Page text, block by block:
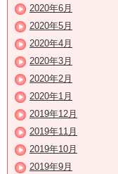
2020年6月
2020年5月
2020年4月
2020年3月
2020年2月
2020年1月
2019年12月
2019年11月
2019年10月
2019年9月